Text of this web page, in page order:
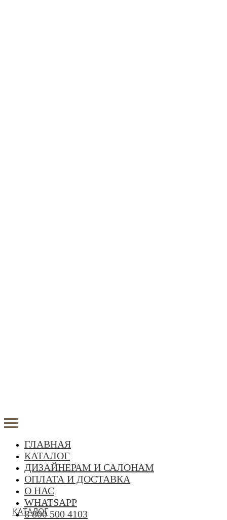
КАТАЛОГ
ГЛАВНАЯ
КАТАЛОГ
ДИЗАЙНЕРАМ И САЛОНАМ
ОПЛАТА И ДОСТАВКА
О НАС
WHATSAPP
8 800 500 4103